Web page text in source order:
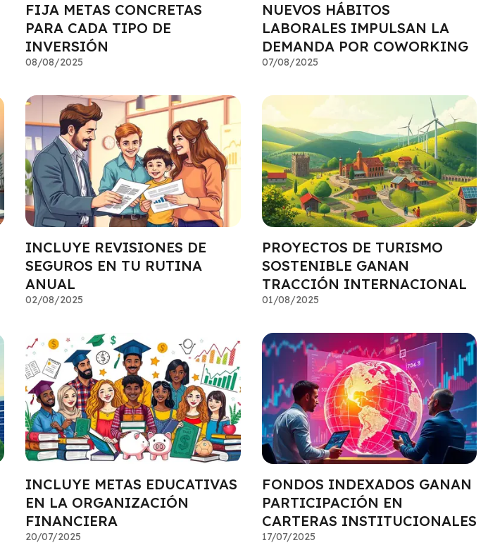
FIJA METAS CONCRETAS
PARA CADA TIPO DE
INVERSIÓN
08/08/2025
NUEVOS HÁBITOS
LABORALES IMPULSAN LA
DEMANDA POR COWORKING
07/08/2025
INCLUYE REVISIONES DE
SEGUROS EN TU RUTINA
ANUAL
02/08/2025
PROYECTOS DE TURISMO
SOSTENIBLE GANAN
TRACCIÓN INTERNACIONAL
01/08/2025
INCLUYE METAS EDUCATIVAS
EN LA ORGANIZACIÓN
FINANCIERA
20/07/2025
FONDOS INDEXADOS GANAN
PARTICIPACIÓN EN
CARTERAS INSTITUCIONALES
17/07/2025